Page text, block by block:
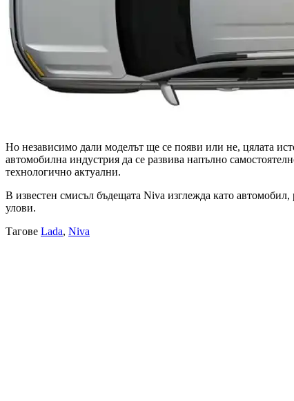
Но независимо дали моделът ще се появи или не, цялата
автомобилна индустрия да се развива напълно
технологично актуални.
В известен смисъл бъдещата Niva изглежда като
улови.
Тагове Lada, Niva